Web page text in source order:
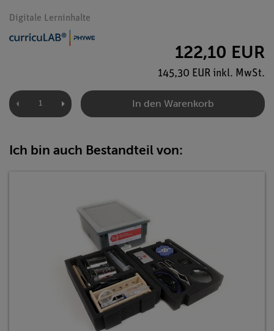
Digitale Lerninhalte
122,10 EUR
145,30 EUR inkl. MwSt.
In den Warenkorb
Ich bin auch Bestandteil von: